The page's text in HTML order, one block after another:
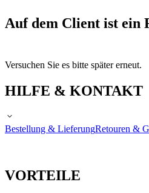
Auf dem Client ist ein
Versuchen Sie es bitte später erneut.
HILFE & KONTAKT
Bestellung & LieferungRetouren &
VORTEILE